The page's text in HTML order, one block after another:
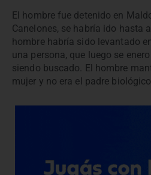
El hombre fue detenido en
Canelones, se habría ido hasta
hombre habría sido levantado
una persona, que luego se
siendo buscado. El hombre
mujer y no era el padre